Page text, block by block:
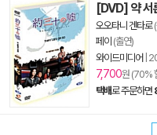
[DVD] 약 서
오오타니 겐타로(
페이 (출연)
와이드미디어
7,700원 (70%
택배로 주문하면